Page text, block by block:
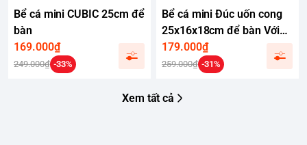
Bể cá mini CUBIC 25cm để
bàn
169.000₫
249.000₫ -33%
Bể cá mini Đúc uốn cong
25x16x18cm để bàn Với
nhiều mẫu lựa chọn có
kèm phụ kiện sỏi nền và
179.000₫
259.000₫ -31%
Xem tất cả